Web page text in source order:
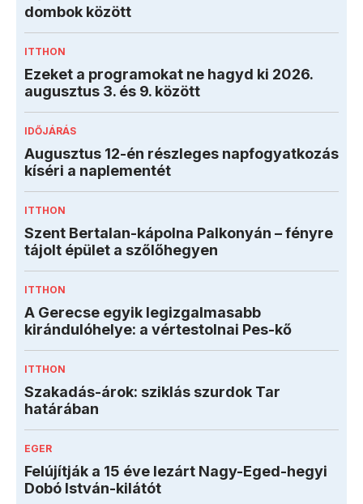
dombok között
ITTHON
Ezeket a programokat ne hagyd ki 2026.
augusztus 3. és 9. között
IDŐJÁRÁS
Augusztus 12-én részleges napfogyatkozás
kíséri a naplementét
ITTHON
Szent Bertalan-kápolna Palkonyán – fényre
tájolt épület a szőlőhegyen
ITTHON
A Gerecse egyik legizgalmasabb
kirándulóhelye: a vértestolnai Pes-kő
ITTHON
Szakadás-árok: sziklás szurdok Tar
határában
EGER
Felújítják a 15 éve lezárt Nagy-Eged-hegyi
Dobó István-kilátót